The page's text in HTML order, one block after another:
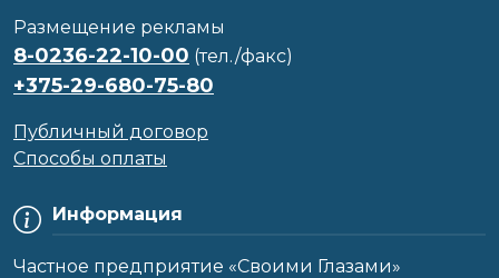
Информация
Частное предприятие «Своими Глазами»
Размещение рекламы
8-0236-22-10-00 (тел./факс)
+375-29-680-75-80
Публичный договор
Способы оплаты